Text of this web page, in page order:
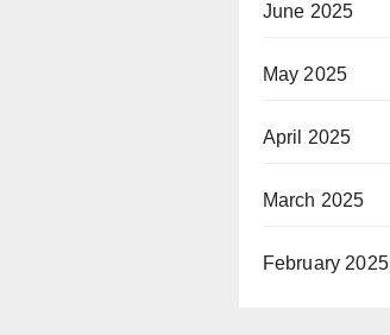
June 2025
May 2025
April 2025
March 2025
February 2025